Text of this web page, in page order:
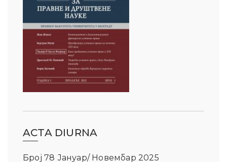
ACTA DIURNA
Број 78 Јануар/ Новембар 2025